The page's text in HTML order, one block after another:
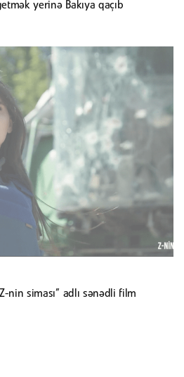
yerinə Bakıya qaçıb
nin siması” adlı sənədli film